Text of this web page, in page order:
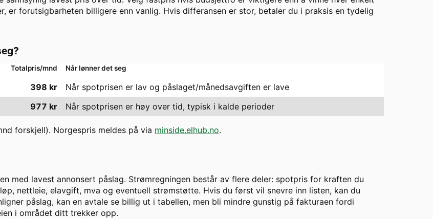
er forutsigbarheten billigere enn vanlig. Hvis differansen er stor, betaler du i praksis en tydelig
Totalpris/mnd Når lønner det seg
398 kr
Når spotprisen er lav og påslaget/månedsavgiften er lave
977 kr Når spotprisen er høy over tid, typisk i kalde perioder
forskjell). Norgespris meldes på via minside.elhub.no.
med lavest annonsert påslag. Strømregningen består av flere deler: spotpris for kraften du
nettleie, elavgift, mva og eventuell strømstøtte. Hvis du først vil snevre inn listen, kan du
påslag, kan en avtale se billig ut i tabellen, men bli mindre gunstig på fakturaen fordi
i området ditt trekker opp.